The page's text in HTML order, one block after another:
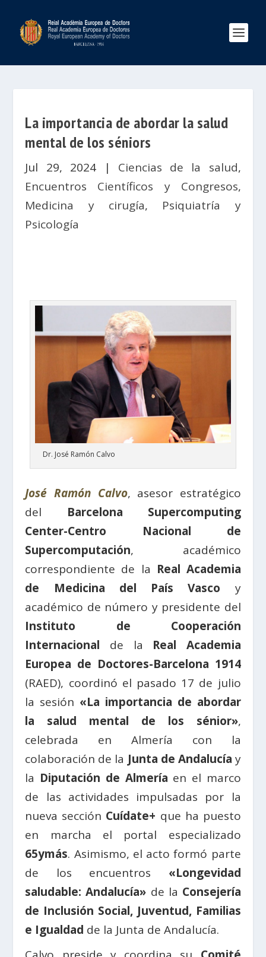
La importancia de abordar la salud
mental de los séniors
Jul 29, 2024| Ciencias de la salud,
Encuentros Científicos y Congresos,
Medicina y cirugía, Psiquiatría y
Psicología
Dr. José Ramón Calvo
José Ramón Calvo, asesor estratégico
del Barcelona Supercomputing
Center-Centro Nacional de
Supercomputación, académico
correspondiente de la Real Academia
de Medicina del País Vasco y
académico de número y presidente del
Instituto de Cooperación
Internacional de la Real Academia
Europea de Doctores-Barcelona 1914
(RAED), coordinó el pasado 17 de julio
la sesión «La importancia de abordar
la salud mental de los sénior»,
celebrada en Almería con la
colaboración de la Junta de Andalucía y
la Diputación de Almería en el marco
de las actividades impulsadas por la
nueva sección Cuídate+ que ha puesto
en marcha el portal especializado
65ymás. Asimismo, el acto formó parte
de los encuentros «Longevidad
saludable: Andalucía» de la Consejería
de Inclusión Social, Juventud, Familias
e Igualdad de la Junta de Andalucía.